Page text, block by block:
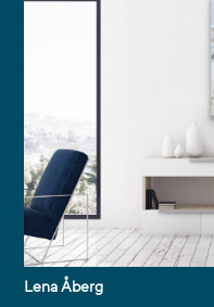
Lena Åberg